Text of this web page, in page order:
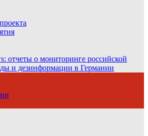
отчеты о мониторинге российской
и дезинформации в Германии